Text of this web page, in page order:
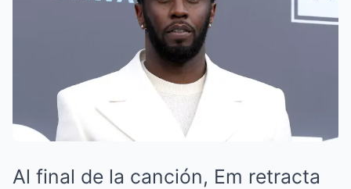
Al final de la canción, Em retracta